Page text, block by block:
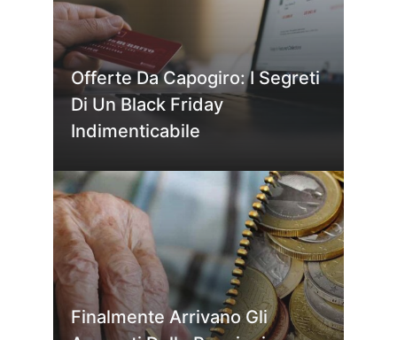
Offerte Da Capogiro: I Segreti
Di Un Black Friday
Indimenticabile
Finalmente Arrivano Gli